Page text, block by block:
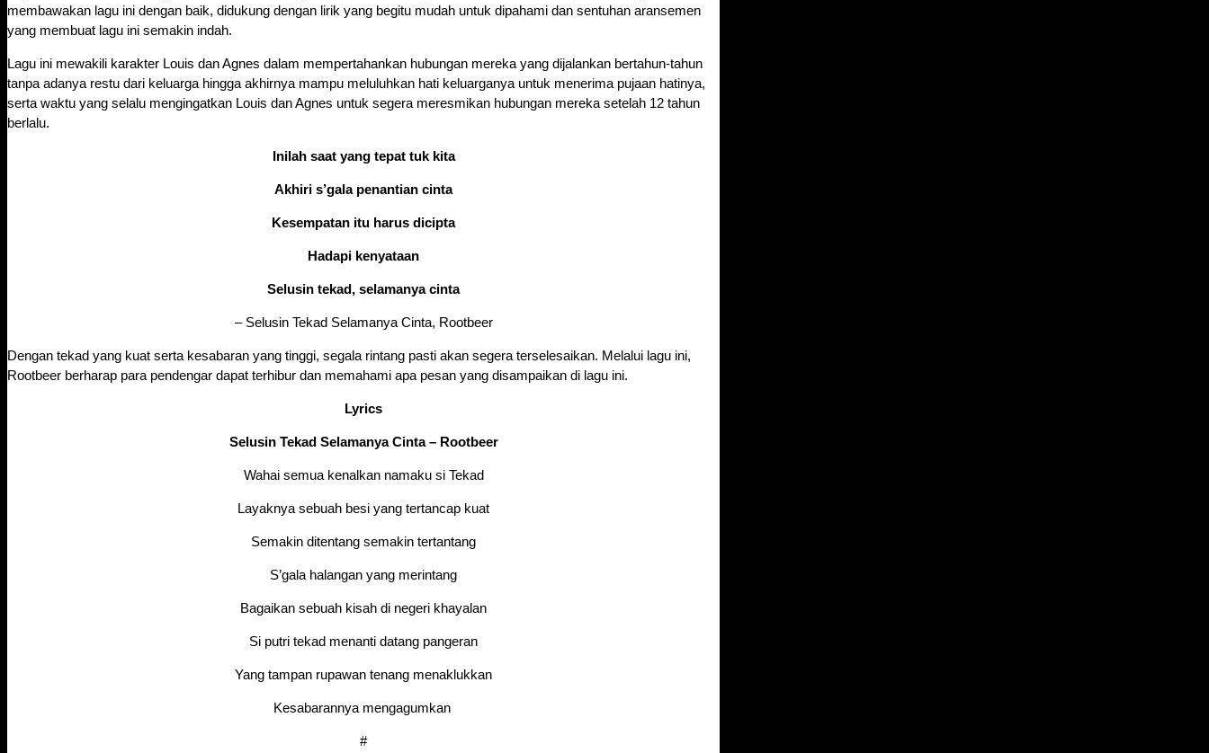
membawakan lagu ini dengan baik, didukung dengan lirik yang begitu mudah untuk dipahami dan sentuhan aransemen
yang membuat lagu ini semakin indah.
Lagu ini mewakili karakter Louis dan Agnes dalam mempertahankan hubungan mereka yang dijalankan bertahun-tahun
tanpa adanya restu dari keluarga hingga akhirnya mampu meluluhkan hati keluarganya untuk menerima pujaan hatinya,
serta waktu yang selalu mengingatkan Louis dan Agnes untuk segera meresmikan hubungan mereka setelah 12 tahun
berlalu.
Inilah saat yang tepat tuk kita
Akhiri s’gala penantian cinta
Kesempatan itu harus dicipta
Hadapi kenyataan
Selusin tekad, selamanya cinta
– Selusin Tekad Selamanya Cinta, Rootbeer
Dengan tekad yang kuat serta kesabaran yang tinggi, segala rintang pasti akan segera terselesaikan. Melalui lagu ini,
Rootbeer berharap para pendengar dapat terhibur dan memahami apa pesan yang disampaikan di lagu ini.
Lyrics
Selusin Tekad Selamanya Cinta – Rootbeer
Wahai semua kenalkan namaku si Tekad
Layaknya sebuah besi yang tertancap kuat
Semakin ditentang semakin tertantang
S’gala halangan yang merintang
Bagaikan sebuah kisah di negeri khayalan
Si putri tekad menanti datang pangeran
Yang tampan rupawan tenang menaklukkan
Kesabarannya mengagumkan
#